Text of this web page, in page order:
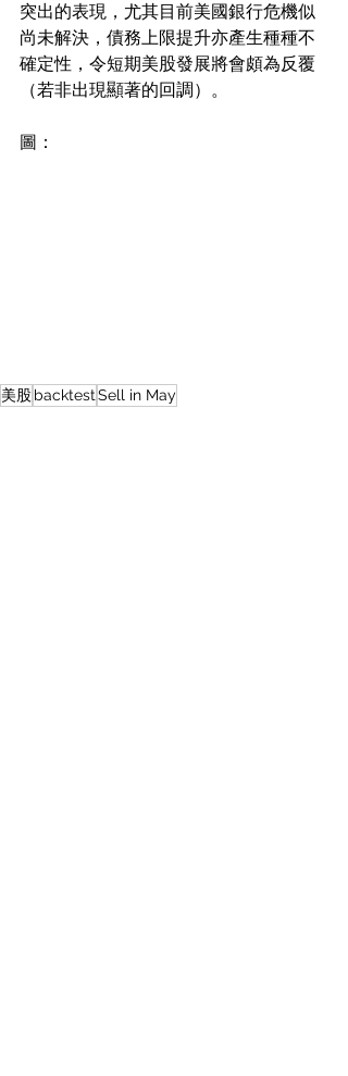
突出的表現，尤其目前美國銀行危機似
尚未解決，債務上限提升亦產生種種不
確定性，令短期美股發展將會頗為反覆
（若非出現顯著的回調）。
圖：
美股backtestSell in May